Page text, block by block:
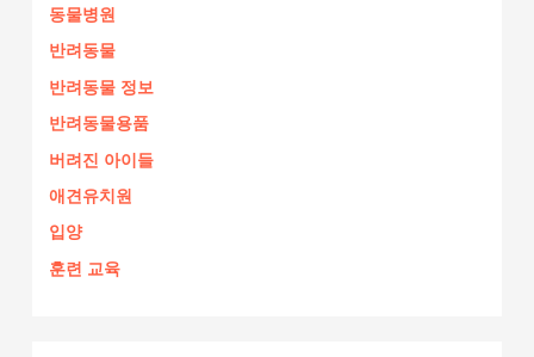
동물병원
반려동물
반려동물 정보
반려동물용품
버려진 아이들
애견유치원
입양
훈련 교육